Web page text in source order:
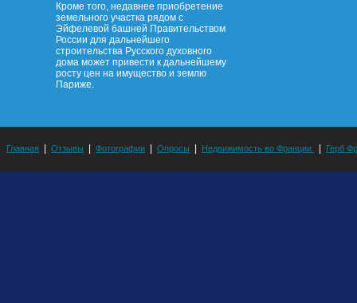
Кроме того, недавнее приобретение
земельного участка рядом с
Эйфелевой башней Правительством
России для дальнейшего
строительства Русского духовного
дома может привести к дальнейшему
росту цен на имущество и землю
Париже.
Главная Отзывы Фотографии Опросы Недвижимость во Франции Герб